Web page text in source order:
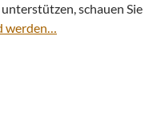
schauen Sie
werden…